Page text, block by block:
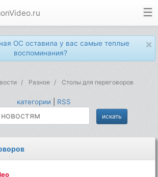
×
ОС оставила у вас самые теплые
воспоминания?
Разное Столы для переговоров
категории RSS